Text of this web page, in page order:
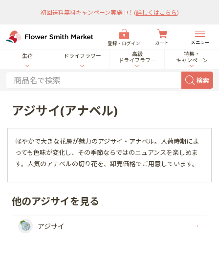
初回送料無料キャンペーン実施中！ (詳しくはこちら)
登録・ログイン カート メニュー
生花 ドライフラワー
高級
ドライフラワー
特集・
キャンペーン
検索
アジサイ(アナベル)
軽やかで大きな花房が魅力のアジサイ・アナベル。入荷時期によ
っても色味が変化し、その季節ならではのニュアンスを楽しめま
す。人気のアナベルの切り花を、卸売価格でご用意しています。
他のアジサイを見る
アジサイ